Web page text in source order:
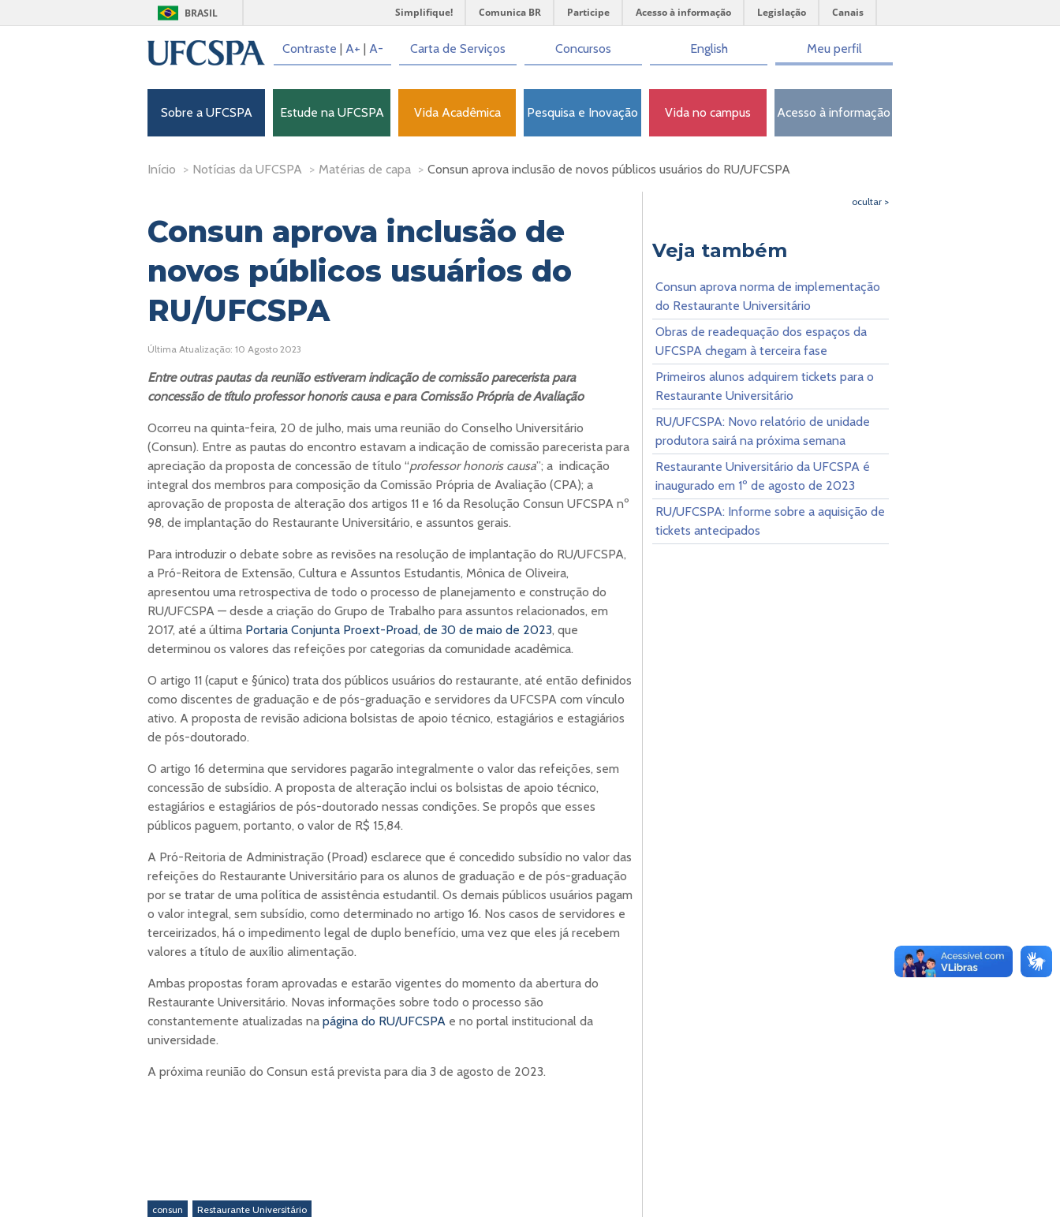
BRASIL Simplifique! Comunica BR Participe Acesso à informação Legislação Canais
Contraste | A+ | A- Carta de Serviços Concursos English Meu perfil
Sobre a UFCSPA Estude na UFCSPA Vida Acadêmica Pesquisa e Inovação Vida no campus Acesso à informação
Início > Notícias da UFCSPA > Matérias de capa > Consun aprova inclusão de novos públicos usuários do RU/UFCSPA
Consun aprova inclusão de
novos públicos usuários do
RU/UFCSPA
Última Atualização: 10 Agosto 2023
Entre outras pautas da reunião estiveram indicação de comissão parecerista para
concessão de título professor honoris causa e para Comissão Própria de Avaliação
Ocorreu na quinta-feira, 20 de julho, mais uma reunião do Conselho Universitário
(Consun). Entre as pautas do encontro estavam a indicação de comissão parecerista para
apreciação da proposta de concessão de título “professor honoris causa”; a indicação
integral dos membros para composição da Comissão Própria de Avaliação (CPA); a
aprovação de proposta de alteração dos artigos 11 e 16 da Resolução Consun UFCSPA nº
98, de implantação do Restaurante Universitário, e assuntos gerais.
Para introduzir o debate sobre as revisões na resolução de implantação do RU/UFCSPA,
a Pró-Reitora de Extensão, Cultura e Assuntos Estudantis, Mônica de Oliveira,
apresentou uma retrospectiva de todo o processo de planejamento e construção do
RU/UFCSPA — desde a criação do Grupo de Trabalho para assuntos relacionados, em
2017, até a última Portaria Conjunta Proext-Proad, de 30 de maio de 2023, que
determinou os valores das refeições por categorias da comunidade acadêmica.
O artigo 11 (caput e §único) trata dos públicos usuários do restaurante, até então definidos
como discentes de graduação e de pós-graduação e servidores da UFCSPA com vínculo
ativo. A proposta de revisão adiciona bolsistas de apoio técnico, estagiários e estagiários
de pós-doutorado.
O artigo 16 determina que servidores pagarão integralmente o valor das refeições, sem
concessão de subsídio. A proposta de alteração inclui os bolsistas de apoio técnico,
estagiários e estagiários de pós-doutorado nessas condições. Se propôs que esses
públicos paguem, portanto, o valor de R$ 15,84.
A Pró-Reitoria de Administração (Proad) esclarece que é concedido subsídio no valor das
refeições do Restaurante Universitário para os alunos de graduação e de pós-graduação
por se tratar de uma política de assistência estudantil. Os demais públicos usuários pagam
o valor integral, sem subsídio, como determinado no artigo 16. Nos casos de servidores e
terceirizados, há o impedimento legal de duplo benefício, uma vez que eles já recebem
valores a título de auxílio alimentação.
Ambas propostas foram aprovadas e estarão vigentes do momento da abertura do
Restaurante Universitário. Novas informações sobre todo o processo são
constantemente atualizadas na página do RU/UFCSPA e no portal institucional da
universidade.
A próxima reunião do Consun está prevista para dia 3 de agosto de 2023.
consun Restaurante Universitário
ocultar >
Veja também
Consun aprova norma de implementação
do Restaurante Universitário
Obras de readequação dos espaços da
UFCSPA chegam à terceira fase
Primeiros alunos adquirem tickets para o
Restaurante Universitário
RU/UFCSPA: Novo relatório de unidade
produtora sairá na próxima semana
Restaurante Universitário da UFCSPA é
inaugurado em 1º de agosto de 2023
RU/UFCSPA: Informe sobre a aquisição de
tickets antecipados